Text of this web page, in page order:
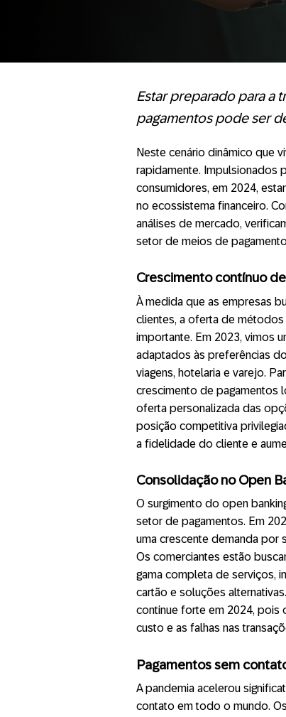
Estar preparado para a
pagamentos pode ser
Neste cenário dinâmico que
rapidamente. Impulsionados
consumidores, em 2024,
no ecossistema financeiro.
análises de mercado,
setor de meios de
Crescimento contínuo
À medida que as empresas
clientes, a oferta de
importante. Em 2023, vimos
adaptados às preferências
viagens, hotelaria e varejo.
crescimento de pagamentos
oferta personalizada das
posição competitiva
a fidelidade do cliente e
Consolidação no Open
O surgimento do open
setor de pagamentos. Em
uma crescente demanda por
Os comerciantes estão
gama completa de serviços,
cartão e soluções
continue forte em 2024, pois
custo e as falhas nas
Pagamentos sem
A pandemia acelerou
contato em todo o mundo.